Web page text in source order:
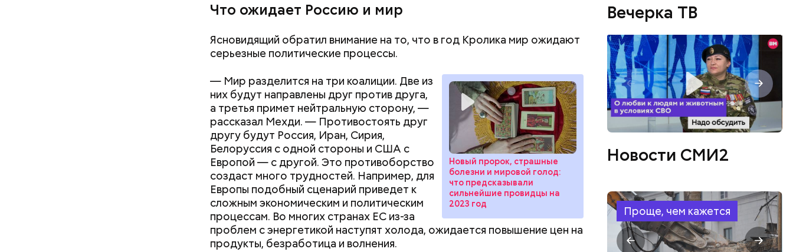
Что ожидает Россию и мир
Ясновидящий обратил внимание на то, что в год Кролика мир ожидают
серьезные политические процессы.
Новый пророк, страшные
болезни и мировой голод:
что предсказывали
сильнейшие провидцы на
2023 год
— Мир разделится на три коалиции. Две из
них будут направлены друг против друга,
а третья примет нейтральную сторону, —
рассказал Мехди. — Противостоять друг
другу будут Россия, Иран, Сирия,
Белоруссия с одной стороны и США с
Европой — с другой. Это противоборство
создаст много трудностей. Например, для
Европы подобный сценарий приведет к
сложным экономическим и политическим
процессам. Во многих странах ЕС из-за
проблем с энергетикой наступят холода, ожидается повышение цен на
продукты, безработица и волнения.
Поляков предупредил: не стоит собирать грибы у обочин дорог или
рядом с промышленными предприятиями, так как они могут
накапливать в себе токсические вещества.
— Может пробить заряд на человека. Нужно вести себя очень
академик.
Вечерка ТВ
Новости СМИ2
Проще, чем кажется